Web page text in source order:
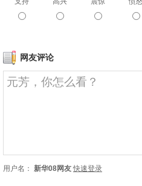
网友评论
用户名： 新华08网友 快速登录